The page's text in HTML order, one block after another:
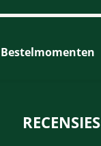
Bestelmomenten
RECENSIES